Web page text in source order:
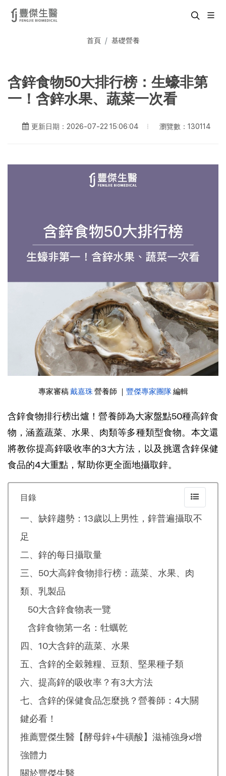
首頁 基礎營養
含鋅食物50大排行榜：生蠔非第
一！含鋅水果、蔬菜一次看
更新日期：2026-07-22 15:06:04 瀏覽數：130114
專家審稿 戴嘉珠 營養師 ｜ 豐傑專家團隊 編輯
含鋅食物排行榜出爐！營養師為大家盤點50種高鋅食
物，涵蓋蔬菜、水果、肉類等多種類型食物。本文還
將教你提高鋅吸收率的3大方法，以及挑選含鋅保健
食品的4大重點，幫助你更全面地攝取鋅。
目錄
一、缺鋅趨勢：13歲以上男性，鋅普遍攝取不
足
二、鋅的每日攝取量
三、50大高鋅食物排行榜：蔬菜、水果、肉
類、乳製品
50大含鋅食物表一覽
含鋅食物第一名：牡蠣乾
四、10大含鋅的蔬菜、水果
五、含鋅的全穀雜糧、豆類、堅果種子類
六、提高鋅的吸收率？有3大方法
七、含鋅的保健食品怎麼挑？營養師：4大關
鍵必看！
推薦豐傑生醫【酵母鋅+牛磺酸】滋補強身x增
強體力
關於豐傑生醫